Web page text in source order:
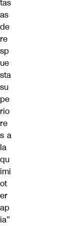
tas
as
de
re
sp
ue
sta
su
pe
rio
re
s a
la
qu
imi
ot
er
ap
ia”